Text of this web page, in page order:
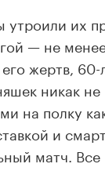
утроили их
— не
жертв, 60-
никак не
на полку
и
матч. Все